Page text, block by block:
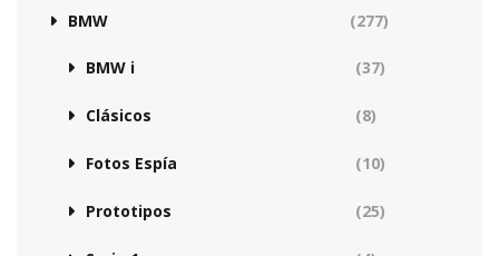
BMW (277)
BMW i (37)
Clásicos (8)
Fotos Espía (10)
Prototipos (25)